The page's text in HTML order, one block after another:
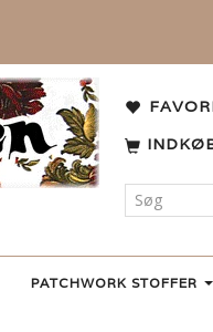
PATCHWORK STOFFER